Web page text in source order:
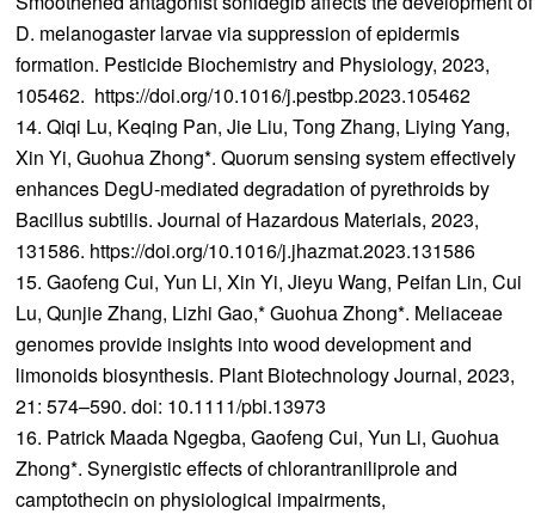
D. melanogaster larvae via suppression of epidermis
formation. Pesticide Biochemistry and Physiology, 2023,
105462. https://doi.org/10.1016/j.pestbp.2023.105462
14. Qiqi Lu, Keqing Pan, Jie Liu, Tong Zhang, Liying Yang,
Xin Yi, Guohua Zhong*. Quorum sensing system effectively
enhances DegU-mediated degradation of pyrethroids by
Bacillus subtilis. Journal of Hazardous Materials, 2023,
131586. https://doi.org/10.1016/j.jhazmat.2023.131586
15. Gaofeng Cui, Yun Li, Xin Yi, Jieyu Wang, Peifan Lin, Cui
Lu, Qunjie Zhang, Lizhi Gao,* Guohua Zhong*. Meliaceae
genomes provide insights into wood development and
limonoids biosynthesis. Plant Biotechnology Journal, 2023,
21: 574–590. doi: 10.1111/pbi.13973
16. Patrick Maada Ngegba, Gaofeng Cui, Yun Li, Guohua
Zhong*. Synergistic effects of chlorantraniliprole and
camptothecin on physiological impairments,